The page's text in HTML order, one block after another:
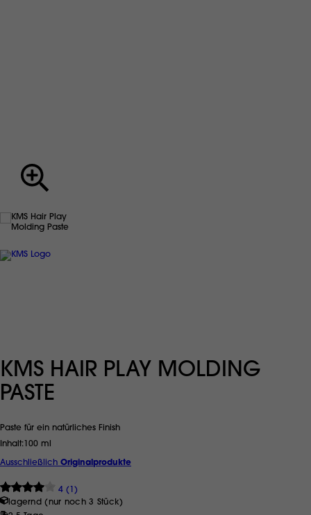
KMS HAIR PLAY MOLDING
PASTE
Paste für ein natürliches Finish
Inhalt
100 ml
Ausschließlich Originalprodukte
4 (1)
lagernd (nur noch 3 Stück)